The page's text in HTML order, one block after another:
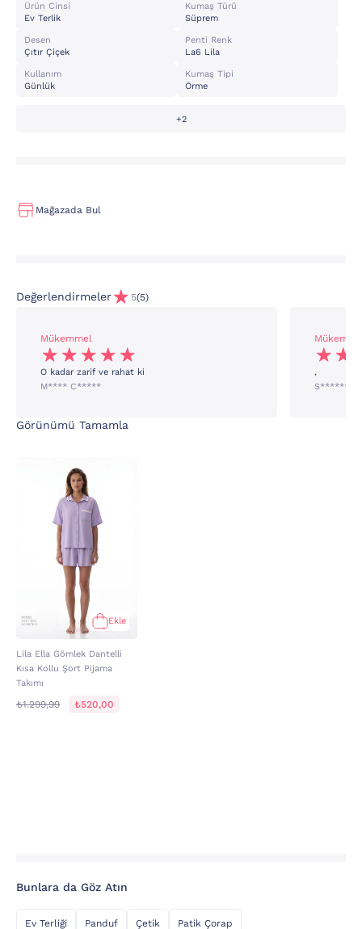
Ürün Cinsi
Ev Terlik
Kumaş Türü
Süprem
Desen
Çıtır Çiçek
Penti Renk
La6 Lila
Kullanım
Günlük
Kumaş Tipi
Örme
+2
Mağazada Bul
Değerlendirmeler 5(5)
Mükemmel
O kadar zarif ve rahat ki
M**** C*****
,
S******
Görünümü Tamamla
Ekle
Lila Ella Gömlek Dantelli
Kısa Kollu Şort Pijama
Takımı
₺1.299,99 ₺520,00
Bunlara da Göz Atın
Ev Terliği Panduf Çetik Patik Çorap